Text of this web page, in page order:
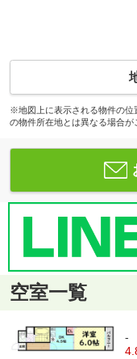
※地図上に表示される物件の位
の物件所在地とは異なる場合が
空室一覧
-